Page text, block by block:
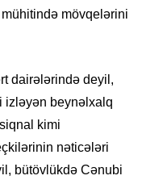
mövqelərini
dairələrində deyil,
izləyən beynəlxalq
kimi
nəticələri
bütövlükdə Cənubi